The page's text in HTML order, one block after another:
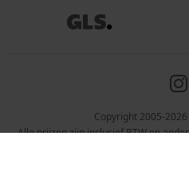
Copyright 2005-2026
Alle prijzen zijn inclusief BTW en